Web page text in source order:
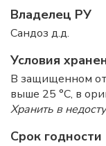
Владелец РУ
Сандоз д.д.
Условия
В защищенном от
выше 25 °C, в
Хранить в
Срок годности